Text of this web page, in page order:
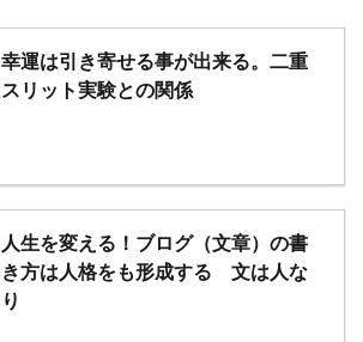
幸運は引き寄せる事が出来る。二重
スリット実験との関係
人生を変える！ブログ（文章）の書
き方は人格をも形成する 文は人な
り